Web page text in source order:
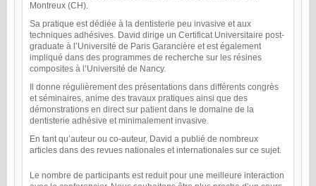
Montreux (CH).
Sa pratique est dédiée à la dentisterie peu invasive et aux
techniques adhésives. David dirige un Certificat Universitaire post-
graduate à l’Université de Paris Garancière et est également
impliqué dans des programmes de recherche sur les résines
composites à l’Université de Nancy.
Il donne régulièrement des présentations dans différents congrès
et séminaires, anime des travaux pratiques ainsi que des
démonstrations en direct sur patient dans le domaine de la
dentisterie adhésive et minimalement invasive.
En tant qu’auteur ou co-auteur, David a publié de nombreux
articles dans des revues nationales et internationales sur ce sujet.
Le nombre de participants est reduit pour une meilleure interaction